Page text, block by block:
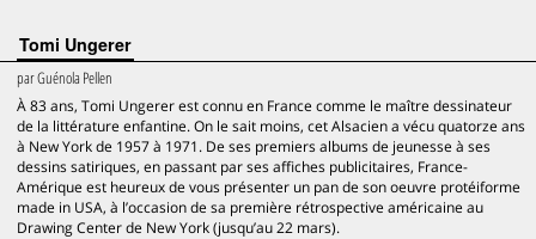
Tomi Ungerer
parGuénola Pellen
À 83 ans, Tomi Ungerer est connu en France comme le maître dessinateur
de la littérature enfantine. On le sait moins, cet Alsacien a vécu quatorze ans
à New York de 1957 à 1971. De ses premiers albums de jeunesse à ses
dessins satiriques, en passant par ses affiches publicitaires, France-
Amérique est heureux de vous présenter un pan de son oeuvre protéiforme
made in USA, à l’occasion de sa première rétrospective américaine au
Drawing Center de New York (jusqu’au 22 mars).